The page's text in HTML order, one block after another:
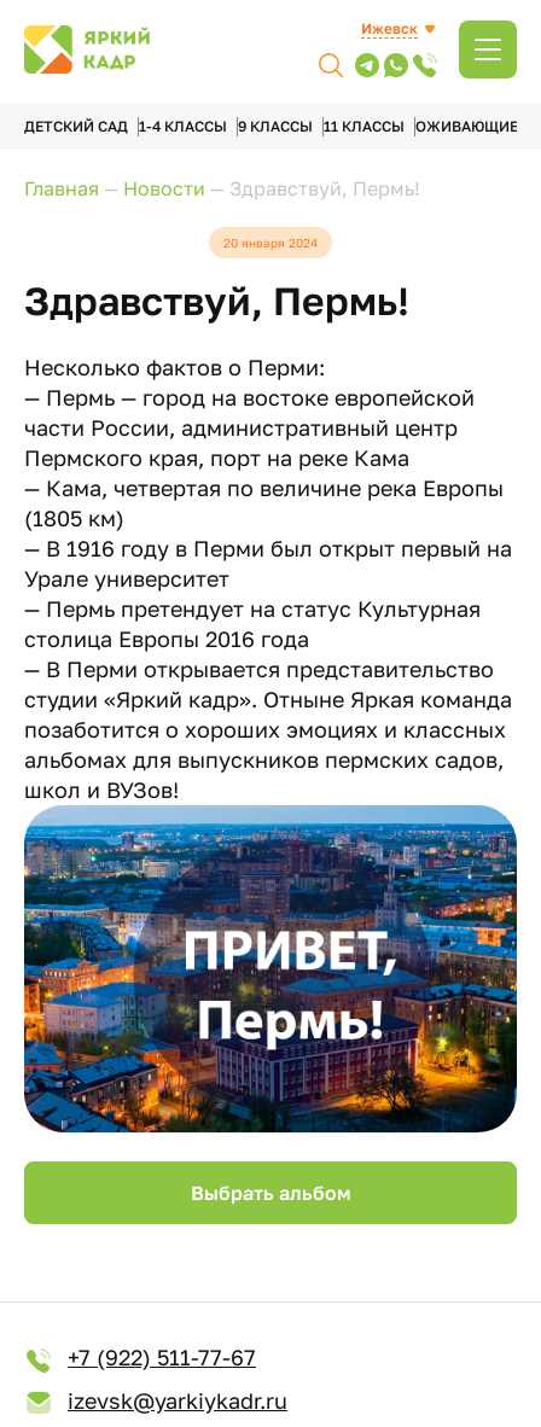
Ижевск
ДЕТСКИЙ САД 1-4 КЛАССЫ 9 КЛАССЫ 11 КЛАССЫ ОЖИВАЮЩИЕ
Главная — Новости — Здравствуй, Пермь!
20 января 2024
Здравствуй, Пермь!
Несколько фактов о Перми:
— Пермь — город на востоке европейской
части России, административный центр
Пермского края, порт на реке Кама
— Кама, четвертая по величине река Европы
(1805 км)
— В 1916 году в Перми был открыт первый на
Урале университет
— Пермь претендует на статус Культурная
столица Европы 2016 года
— В Перми открывается представительство
студии «Яркий кадр». Отныне Яркая команда
позаботится о хороших эмоциях и классных
альбомах для выпускников пермских садов,
школ и ВУЗов!
Выбрать альбом
+7 (922) 511-77-67
izevsk@yarkiykadr.ru